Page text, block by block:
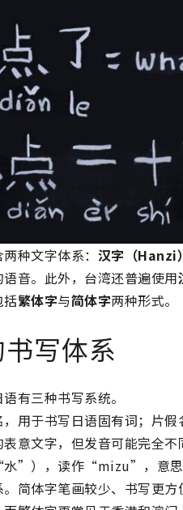
种文字体系： 汉字（Hanzi
音。此外，台湾还普遍使用
括繁体字与简体字两种形式。
写体系
有三种书写系统。
用于书写日语固有词；片
表意文字，但发音可能完
”），读作“mizu”，意思
简体字笔画较少、书写更